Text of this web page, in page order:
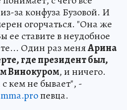
за конфуза Бузовой. И
огорчаться. "Она же
ее ставите в неудобное
Один раз меняАрина
где президент был,
Винокуром, и ничего.
кем не бывает", -
певца.